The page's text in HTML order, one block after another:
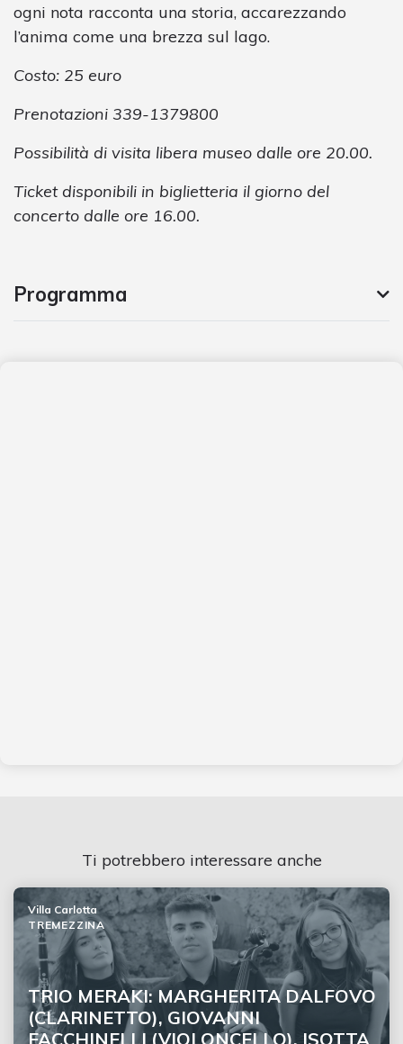
ogni nota racconta una storia, accarezzando
l’anima come una brezza sul lago.
Costo: 25 euro
Prenotazioni 339-1379800
Possibilità di visita libera museo dalle ore 20.00.
Ticket disponibili in biglietteria il giorno del
concerto dalle ore 16.00.
Programma
Ti potrebbero interessare anche
TRIO MERAKI: MARGHERITA DALFOVO
(CLARINETTO), GIOVANNI
FACCHINELLI (VIOLONCELLO), ISOTTA
Villa Carlotta
TREMEZZINA